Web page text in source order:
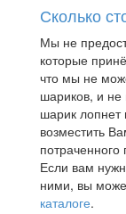
Сколько
Мы не
которые
что мы не
шариков, и не
шарик
возместить
Если вам
ними, вы
каталоге.